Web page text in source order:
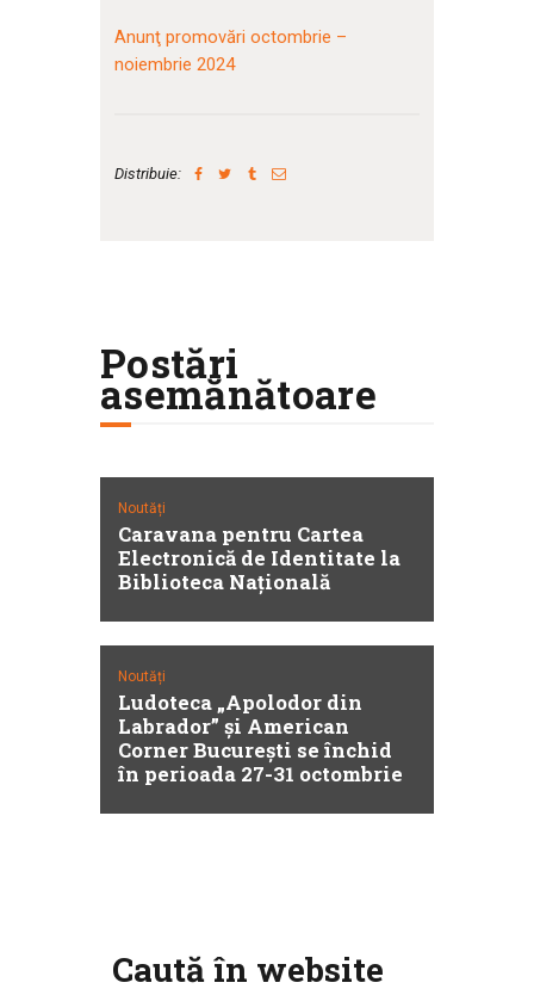
Anunţ promovări octombrie –
noiembrie 2024
Distribuie:
Postări
asemănătoare
Noutăți
Caravana pentru Cartea
Electronică de Identitate la
Biblioteca Națională
Noutăți
Ludoteca „Apolodor din
Labrador” și American
Corner București se închid
în perioada 27-31 octombrie
Caută în website